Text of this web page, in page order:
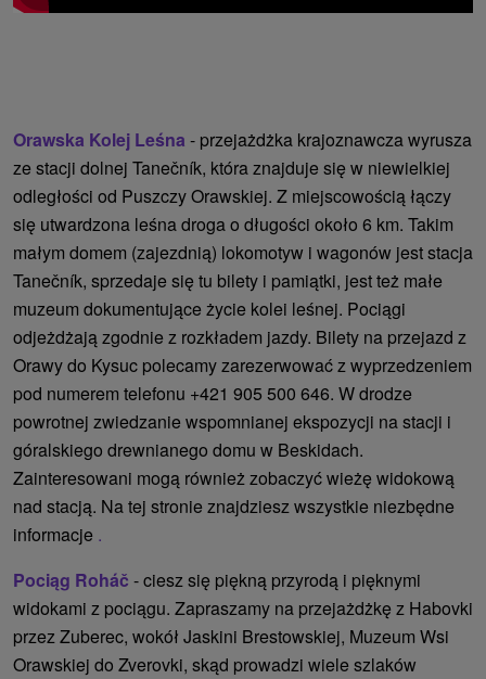
Orawska Kolej Leśna - przejażdżka krajoznawcza wyrusza
ze stacji dolnej Tanečník, która znajduje się w niewielkiej
odległości od Puszczy Orawskiej. Z miejscowością łączy
się utwardzona leśna droga o długości około 6 km. Takim
małym domem (zajezdnią) lokomotyw i wagonów jest stacja
Tanečník, sprzedaje się tu bilety i pamiątki, jest też małe
muzeum dokumentujące życie kolei leśnej. Pociągi
odjeżdżają zgodnie z rozkładem jazdy. Bilety na przejazd z
Orawy do Kysuc polecamy zarezerwować z wyprzedzeniem
pod numerem telefonu +421 905 500 646. W drodze
powrotnej zwiedzanie wspomnianej ekspozycji na stacji i
góralskiego drewnianego domu w Beskidach.
Zainteresowani mogą również zobaczyć wieżę widokową
nad stacją. Na tej stronie znajdziesz wszystkie niezbędne
informacje .
Pociąg Roháč - ciesz się piękną przyrodą i pięknymi
widokami z pociągu. Zapraszamy na przejażdżkę z Habovki
przez Zuberec, wokół Jaskini Brestowskiej, Muzeum Wsi
Orawskiej do Zverovki, skąd prowadzi wiele szlaków